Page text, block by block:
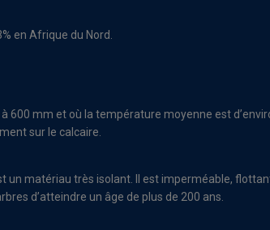
en Afrique du Nord.
mm et où la température moyenne est
sur le calcaire.
un matériau très isolant. Il est imperméable,
d’atteindre un âge de plus de 200 ans.